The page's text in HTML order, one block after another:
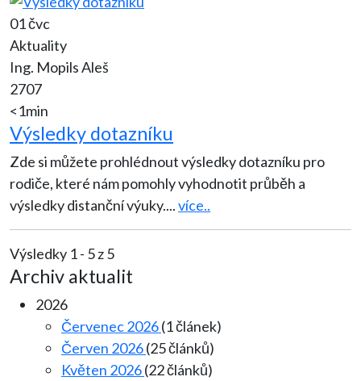
01 čvc
Aktuality
Ing. Mopils Aleš
2707
<1min
Výsledky dotazníku
Zde si můžete prohlédnout výsledky dotazníku pro
rodiče, které nám pomohly vyhodnotit průběh a
výsledky distanční výuky....více..
Výsledky 1 - 5 z 5
Archiv aktualit
2026
Červenec 2026(1 článek)
Červen 2026(25 článků)
Květen 2026(22 článků)